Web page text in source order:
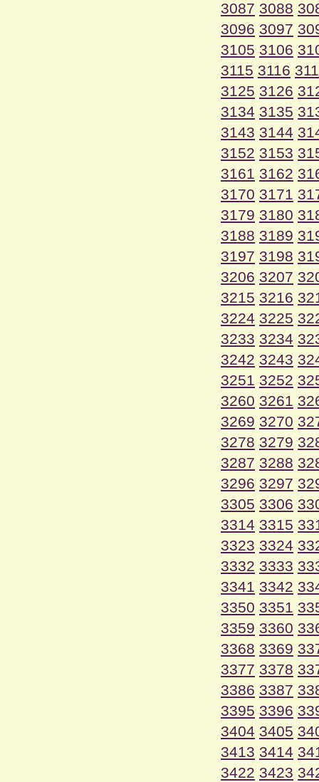
3087 3088
3096 3097
3105 3106
3115 3116
3125 3126
3134 3135
3143 3144
3152 3153
3161 3162
3170 3171
3179 3180
3188 3189
3197 3198
3206 3207
3215 3216
3224 3225
3233 3234
3242 3243
3251 3252
3260 3261
3269 3270
3278 3279
3287 3288
3296 3297
3305 3306
3314 3315
3323 3324
3332 3333
3341 3342
3350 3351
3359 3360
3368 3369
3377 3378
3386 3387
3395 3396
3404 3405
3413 3414
3422 3423